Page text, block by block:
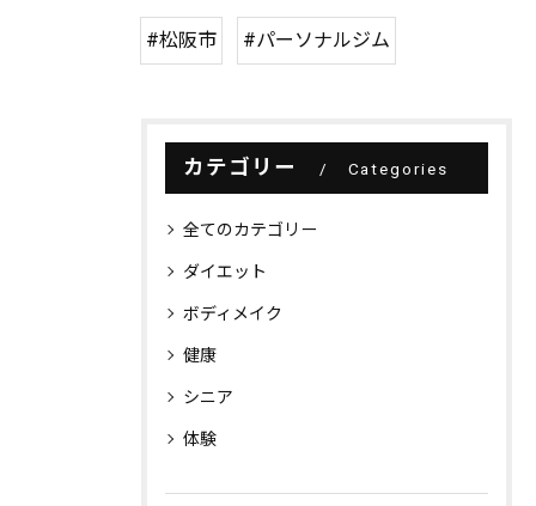
#松阪市 #パーソナルジム
カテゴリー Categories
全てのカテゴリー
ダイエット
ボディメイク
健康
シニア
体験